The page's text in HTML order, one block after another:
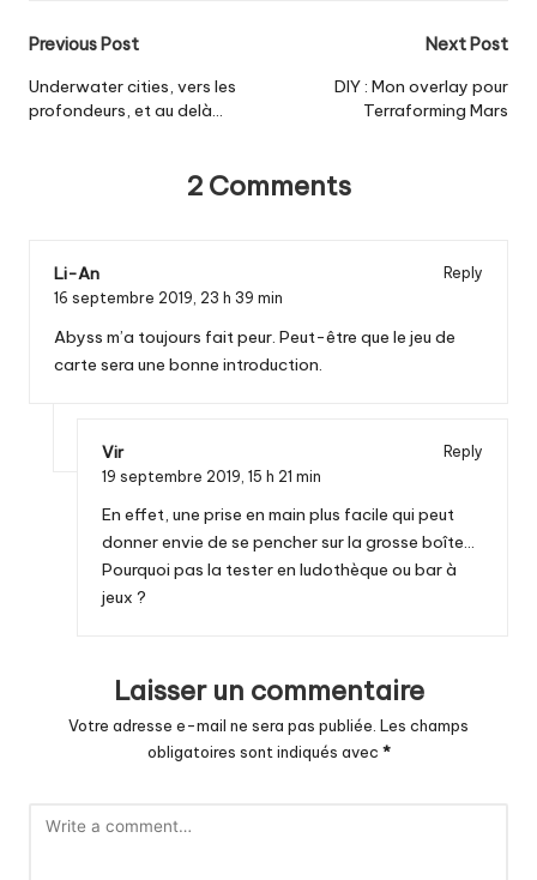
Post
navigation
Previous Post
Underwater cities, vers les
profondeurs, et au delà…
Next Post
DIY : Mon overlay pour
Terraforming Mars
2 Comments
Li-An
Reply
16 septembre 2019, 23 h 39 min
Abyss m’a toujours fait peur. Peut-être que le jeu de
carte sera une bonne introduction.
Vir
Reply
19 septembre 2019, 15 h 21 min
En effet, une prise en main plus facile qui peut
donner envie de se pencher sur la grosse boîte…
Pourquoi pas la tester en ludothèque ou bar à
jeux ?
Laisser un commentaire
Votre adresse e-mail ne sera pas publiée. Les champs
obligatoires sont indiqués avec *